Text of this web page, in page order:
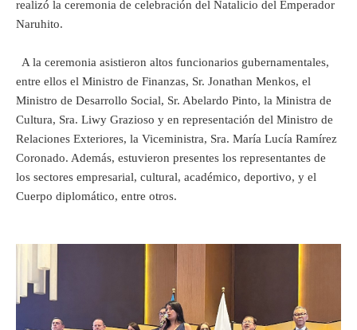
realizó la ceremonia de celebración del Natalicio del Emperador
Naruhito.
A la ceremonia asistieron altos funcionarios gubernamentales,
entre ellos el Ministro de Finanzas, Sr. Jonathan Menkos, el
Ministro de Desarrollo Social, Sr. Abelardo Pinto, la Ministra de
Cultura, Sra. Liwy Grazioso y en representación del Ministro de
Relaciones Exteriores, la Viceministra, Sra. María Lucía Ramírez
Coronado. Además, estuvieron presentes los representantes de
los sectores empresarial, cultural, académico, deportivo, y el
Cuerpo diplomático, entre otros.